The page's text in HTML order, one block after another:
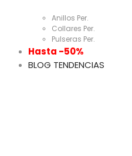
Anillos Per.
Collares Per.
Pulseras Per.
Hasta -50%
BLOG TENDENCIAS